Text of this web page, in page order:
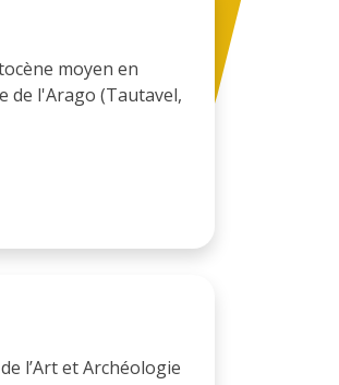
moyen en
de l'Arago (Tautavel,
l’Art et Archéologie